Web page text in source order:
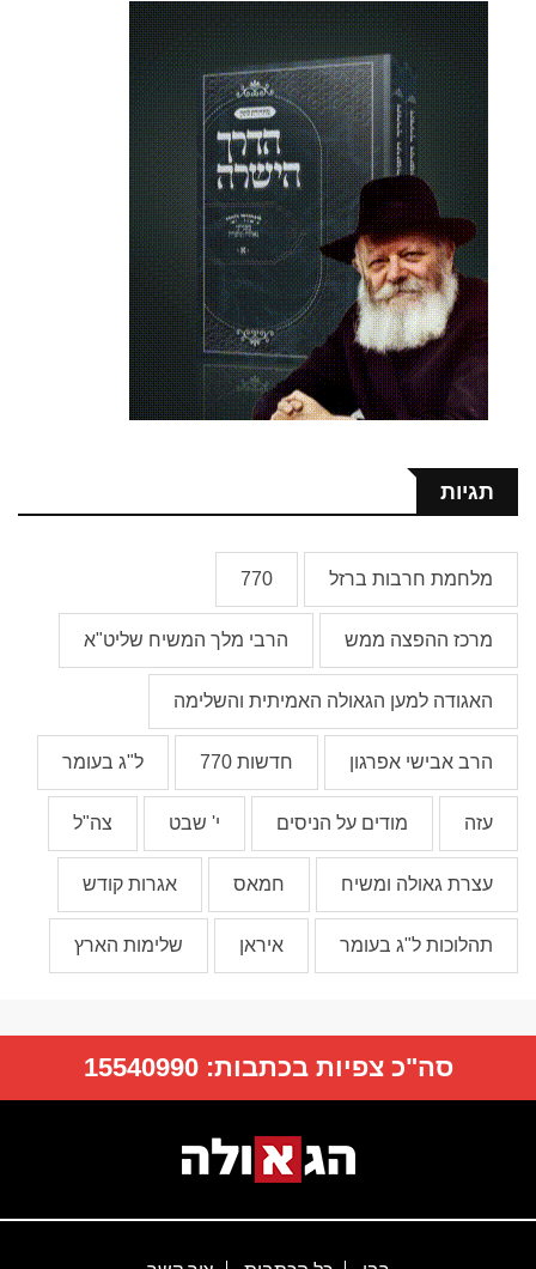
תגיות
מלחמת חרבות ברזל 770
מרכז ההפצה ממש הרבי מלך המשיח שליט"א
האגודה למען הגאולה האמיתית והשלימה
הרב אבישי אפרגון חדשות 770 ל"ג בעומר
עזה מודים על הניסים י' שבט צה"ל
עצרת גאולה ומשיח חמאס אגרות קודש
תהלוכות ל"ג בעומר איראן שלימות הארץ
סה"כ צפיות בכתבות:15540990